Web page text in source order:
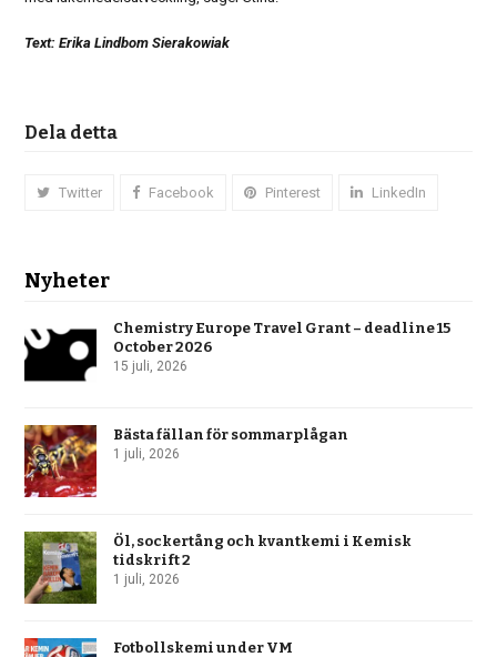
Text: Erika Lindbom Sierakowiak
Dela detta
Twitter Facebook Pinterest LinkedIn
Nyheter
Chemistry Europe Travel Grant – deadline 15
October 2026
15 juli, 2026
Bästa fällan för sommarplågan
1 juli, 2026
Öl, sockertång och kvantkemi i Kemisk
tidskrift 2
1 juli, 2026
Fotbollskemi under VM